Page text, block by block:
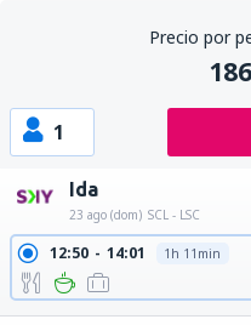
Precio por
1
Ida
23 ago (dom) SCL - LSC
12:50 14:01 1h 11min